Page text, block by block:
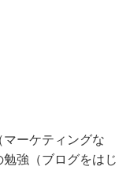
ーケティングな
強（ブログをはじ